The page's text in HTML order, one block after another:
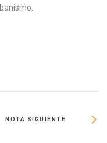
NOTA SIGUIENTE